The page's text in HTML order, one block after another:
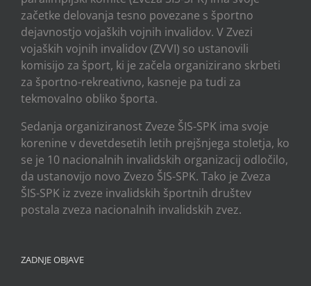
začetke delovanja tesno povezane s športno
dejavnostjo vojaških vojnih invalidov. V Zvezi
vojaških vojnih invalidov (ZVVI) so ustanovili
komisijo za šport, ki je začela organizirano skrbeti
za športno-rekreativno, kasneje pa tudi za
tekmovalno obliko športa.
Sedanja organiziranost Zveze ŠIS-SPK ima svoje
korenine v devetdesetih letih prejšnjega stoletja, ko
se je 10 nacionalnih invalidskih organizacij odločilo,
da ustanovijo novo Zvezo ŠIS-SPK. Tako je Zveza
ŠIS-SPK iz zveze invalidskih športnih društev
postala zveza nacionalnih invalidskih zvez.
ZADNJE OBJAVE